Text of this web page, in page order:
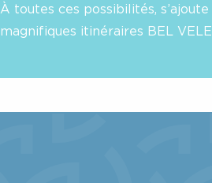
À toutes ces possibilités,
magnifiques itinéraires BEL